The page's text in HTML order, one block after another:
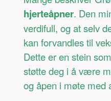
hjerteåpner. Den
verdifull, og at selv
kan forvandles til
Dette er en stein
støtte deg i å være
og åpen i møte med